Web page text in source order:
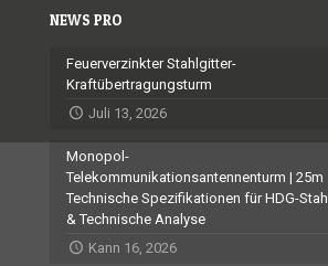
NEWS PRO
Feuerverzinkter Stahlgitter-
Kraftübertragungsturm
Juli 13, 2026
Monopol-
Telekommunikationsantennenturm | 25m
Technische Spezifikationen für HDG-Stahl
& Technische Analyse
Kann 16, 2026